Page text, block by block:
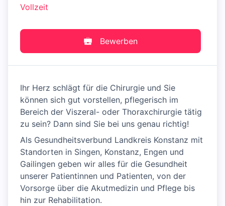
Vollzeit
Bewerben
Ihr Herz schlägt für die Chirurgie und Sie
können sich gut vorstellen, pflegerisch im
Bereich der Viszeral- oder Thoraxchirurgie tätig
zu sein? Dann sind Sie bei uns genau richtig!
Als Gesundheitsverbund Landkreis Konstanz mit
Standorten in Singen, Konstanz, Engen und
Gailingen geben wir alles für die Gesundheit
unserer Patientinnen und Patienten, von der
Vorsorge über die Akutmedizin und Pflege bis
hin zur Rehabilitation.